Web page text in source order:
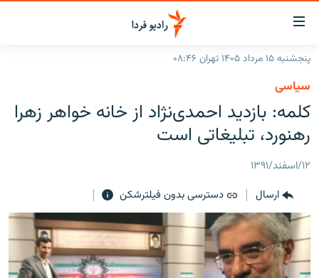
لینک‌های
قابلیت
دسترسی
بازگشت
به
اصلی
رفتن
صفحه
جستجو
ایران
جهان
برنامه‌های رادیویی
فرکانس‌ها
چندرسانه‌ای
گزارش‌های تصویری
گزارش‌های ویدئویی
زنان فردا
English
پنجشنبه ۱۵ مرداد ۱۴۰۵ تهران ۰۸:۴۶
سیاسی
کلمه: بازدید احمدی‌نژاد از خانه خواهر زهرا
رهنورد، تبلیغاتی است
۱۲/اسفند/۱۳۹۱
ارسال
دسترسی بدون فیلترشکن